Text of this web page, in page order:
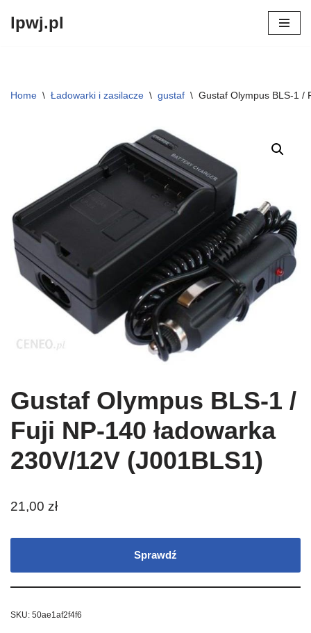
lpwj.pl
Home \ Ładowarki i zasilacze \ gustaf \ Gustaf Olympus BLS-1 /
Gustaf Olympus BLS-1 /
Fuji NP-140 ładowarka
230V/12V (J001BLS1)
21,00 zł
Sprawdź
SKU: 50ae1af2f4f6